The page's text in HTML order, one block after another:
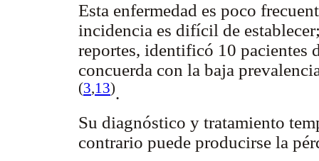
Esta enfermedad es poco
incidencia es difícil de
reportes, identificó 10 pacientes
concuerda con la baja
(3,13).
Su diagnóstico y tratamiento
contrario puede producirse la